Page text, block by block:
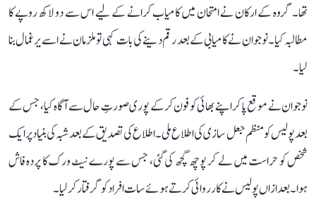
تھا۔ گروہ کے ارکان نے امتحان میں کامیاب کرانے کے لیے اس سے دو لاکھ روپے کا
مطالبہ کیا۔ نوجوان نے کامیابی کے بعد رقم دینے کی بات کہی تو ملزمان نے اسے یرغمال بنا
لیا۔
نوجوان نے موقع پا کر اپنے بھائی کو فون کر کے پوری صورتِ حال سے آگاہ کیا، جس کے
بعد پولیس کو منظم جعل سازی کی اطلاع ملی۔ اطلاع کی تصدیق کے بعد شبہ کی بنیاد پر ایک
شخص کو حراست میں لے کر پوچھ گچھ کی گئی، جس سے پورے نیٹ ورک کا پردہ فاش
ہوا۔ بعد ازاں پولیس نے کارروائی کرتے ہوئے سات افراد کو گرفتار کر لیا۔